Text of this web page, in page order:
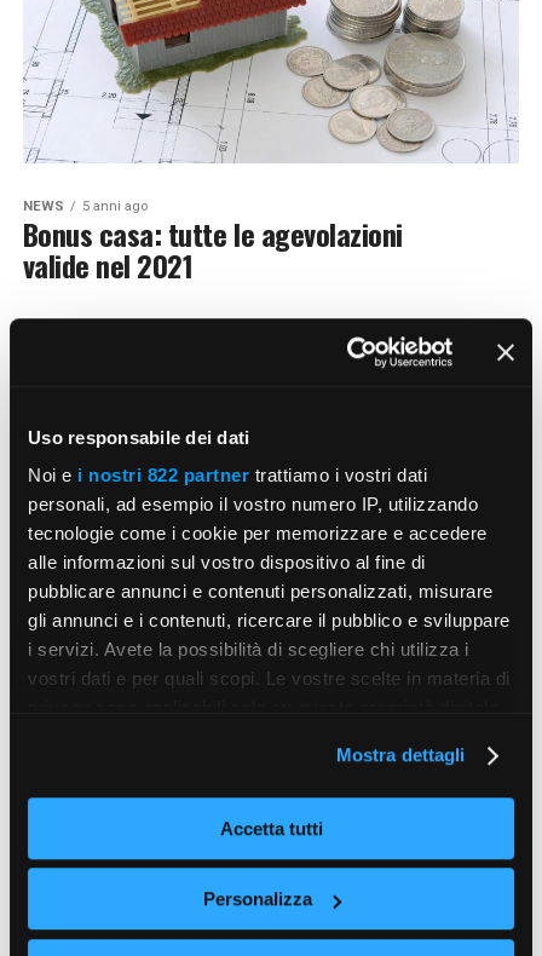
Uso responsabile dei dati
Noi e i nostri 822 partner trattiamo i vostri dati
personali, ad esempio il vostro numero IP, utilizzando
tecnologie come i cookie per memorizzare e accedere
alle informazioni sul vostro dispositivo al fine di
pubblicare annunci e contenuti personalizzati, misurare
gli annunci e i contenuti, ricercare il pubblico e sviluppare
i servizi. Avete la possibilità di scegliere chi utilizza i
vostri dati e per quali scopi. Le vostre scelte in materia di
modificare o revocare il proprio consenso in qualsiasi
momento dalla Dichiarazione sui cookie o facendo clic
sull'icona di attivazione della privacy.
raccogliere informazioni sulla tua posizione
geografica, con un'approssimazione di qualche
Mostra dettagli
Accetta tutti
Personalizza
NEWS 5 anni ago
Bonus casa: tutte le agevolazioni
valide nel 2021